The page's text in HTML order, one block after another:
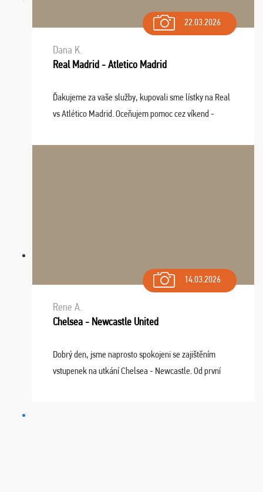
22.03.2026
Dana K.
Real Madrid - Atletico Madrid
Ďakujeme za vaše služby, kupovali sme lístky na Real
vs Atlético Madrid. Oceňujem pomoc cez víkend -
spokojnosti. Sedenie bolo dobré, štadión Barnabéu ...
14.03.2026
Rene A.
Chelsea - Newcastle United
Dobrý den, jsme naprosto spokojeni se zajištěním
vstupenek na utkání Chelsea - Newcastle. Od první